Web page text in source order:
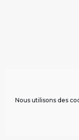
Nous utilisons des